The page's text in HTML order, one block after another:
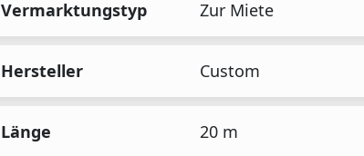
Vermarktungstyp Zur Miete
Hersteller Custom
Länge 20 m